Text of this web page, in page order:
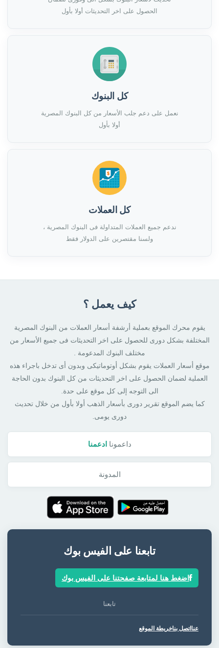
الحصول على اخر التحديثات أولا بأول
كل البنوك
نعمل على دعم جلب الأسعار من كل البنوك المصرية
أولا بأول
كل العملات
ندعم جميع العملات المتداولة فى البنوك المصرية ،
ولسنا مقتصرين على الدولار فقط
كيف يعمل ؟
يقوم محرك الموقع بعملية أرشفة أسعار العملات من البنوك المصرية
المختلفة بشكل دورى للحصول على اخر التحديثات فى جميع الأسعار من
مختلف البنوك المدعومة .
موقع أسعار العملات يقوم بشكل أوتوماتيكى وبدون أى تدخل باجراء هذه
العملية لضمان الحصول على اخر التحديثات من كل البنوك بدون الحاجة
الى التوجه إلى كل موقع على حدة.
كما يضم الموقع تقرير دورى بأسعار الذهب أولا بأول من خلال تحديث
دورى يومى.
داعمونا ادعمنا
المدونة
تابعنا على الفيس بوك
اضغط هنا لمتابعة صفحتنا على الفيس بوك
تابعنا
عنا اتصل بناخريطة الموقع